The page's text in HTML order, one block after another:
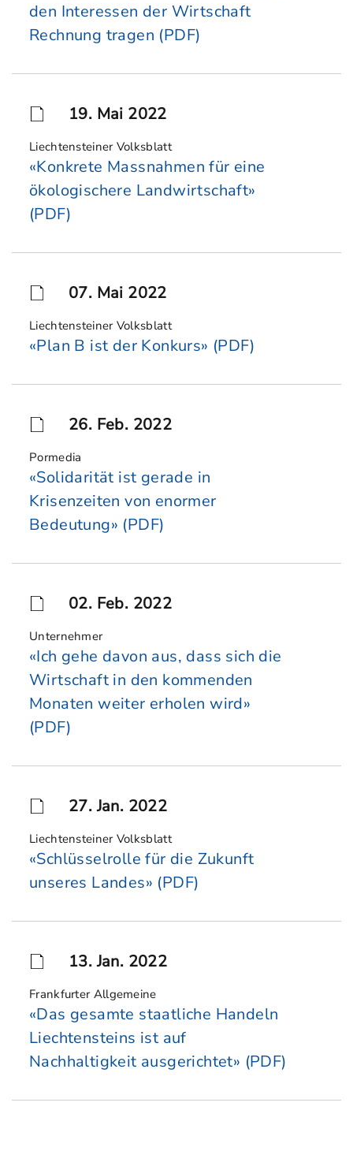
den Interessen der Wirtschaft
Rechnung tragen (PDF)
«Konkrete Massnahmen für eine
ökologischere Landwirtschaft»
(PDF)
Liechtensteiner Volksblatt
19. Mai 2022
«Plan B ist der Konkurs» (PDF)
Liechtensteiner Volksblatt
07. Mai 2022
«Solidarität ist gerade in
Krisenzeiten von enormer
Bedeutung» (PDF)
Pormedia
26. Feb. 2022
«Ich gehe davon aus, dass sich die
Wirtschaft in den kommenden
Monaten weiter erholen wird»
(PDF)
Unternehmer
02. Feb. 2022
«Schlüsselrolle für die Zukunft
unseres Landes» (PDF)
Liechtensteiner Volksblatt
27. Jan. 2022
«Das gesamte staatliche Handeln
Liechtensteins ist auf
Nachhaltigkeit ausgerichtet» (PDF)
Frankfurter Allgemeine
13. Jan. 2022